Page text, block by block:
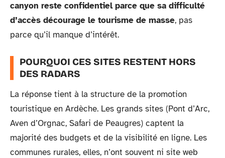
canyon reste confidentiel parce que sa difficulté
d’accès décourage le tourisme de masse, pas
parce qu’il manque d’intérêt.
POURQUOI CES SITES RESTENT HORS
DES RADARS
La réponse tient à la structure de la promotion
touristique en Ardèche. Les grands sites (Pont d’Arc,
Aven d’Orgnac, Safari de Peaugres) captent la
majorité des budgets et de la visibilité en ligne. Les
communes rurales, elles, n’ont souvent ni site web